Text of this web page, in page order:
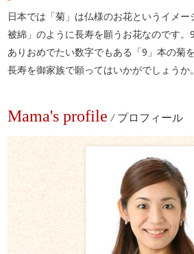
日本では「菊」は仏様のお花というイメ
被綿」のように長寿を願うお花なのです
ありおめでたい数字でもある「9」本の菊
長寿を御家族で願ってはいかがでしょうか
Mama's profile / プロフィール